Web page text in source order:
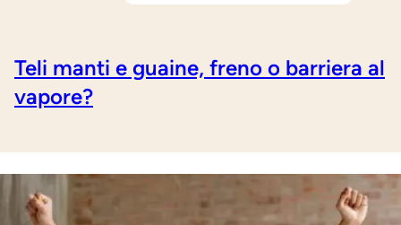
Teli manti e guaine, freno o barriera al
vapore?